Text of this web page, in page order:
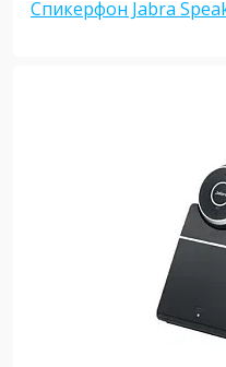
Спикерфон Jabra